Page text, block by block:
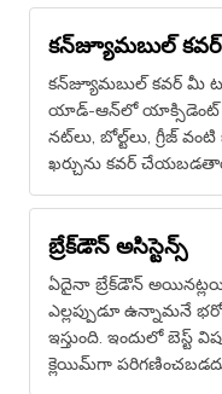
కన్​జ్యూమబుల్​ కవర్
కన్​జ్యూమబుల్​ కవర్ మీ
యాడ్-ఆన్‎లో యాక్సిడెంట్
నట్‎లు, బోల్ట్‎లు, గ్రీజ్
ఖర్చును కవర్
బ్రేక్​డౌన్ అసిస్టెన్స్
ఏదైనా బ్రేక్​డౌన్
ఎల్లప్పుడూ ఉన్నామనే
ఇస్తుంది. ఇందులో
క్లెయిమ్​గా